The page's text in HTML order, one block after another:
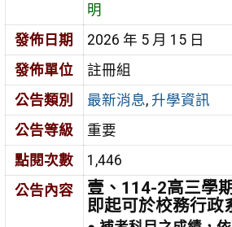
明
發佈日期
2026 年 5 月 15 日
發佈單位
註冊組
公告類別
最新消息, 升學資訊
公告等級
重要
點閱次數
1,446
公告內容
壹、114-2高三學
即起可於校務行政